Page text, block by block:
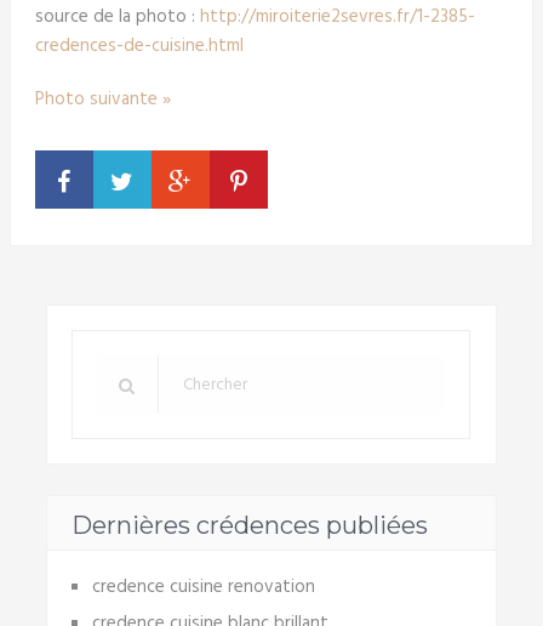
source de la photo : http://miroiterie2sevres.fr/1-2385-
credences-de-cuisine.html
Photo suivante »
Dernières crédences publiées
credence cuisine renovation